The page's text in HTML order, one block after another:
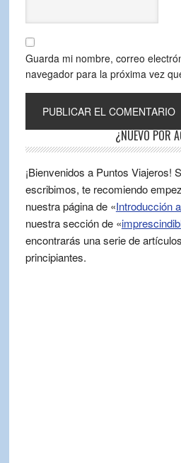
Guarda mi nombre, correo
navegador para la próxima vez
¿NUEVO POR
¡Bienvenidos a Puntos Viajeros!
escribimos, te recomiendo
nuestra página de «Introducción
nuestra sección de «
encontrarás una serie de
principiantes.